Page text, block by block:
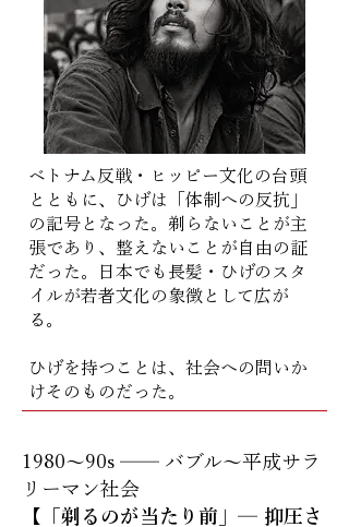
ベトナム反戦・ヒッピー文化の台頭
とともに、ひげは「体制への反抗」
の記号となった。剃らないことが主
張であり、整えないことが自由の証
だった。日本でも長髪・ひげのスタ
イルが若者文化の象徴として広が
る。
ひげを持つことは、社会への問いか
けそのものだった。
1980〜90s ── バブル〜平成サラ
リーマン社会
【「剃るのが当たり前」─ 抑圧さ